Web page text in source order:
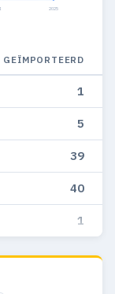
2025
GEÏMPORTEERD
1
5
39
40
1